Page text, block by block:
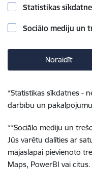
Statistikas
Sociālo mediju un
Noraidīt
*Statistikas sīkdatnes -
darbību un
**Sociālo mediju un
Jūs varētu dalīties ar
mājaslapai pievienoto
Maps, PowerBI vai citus.